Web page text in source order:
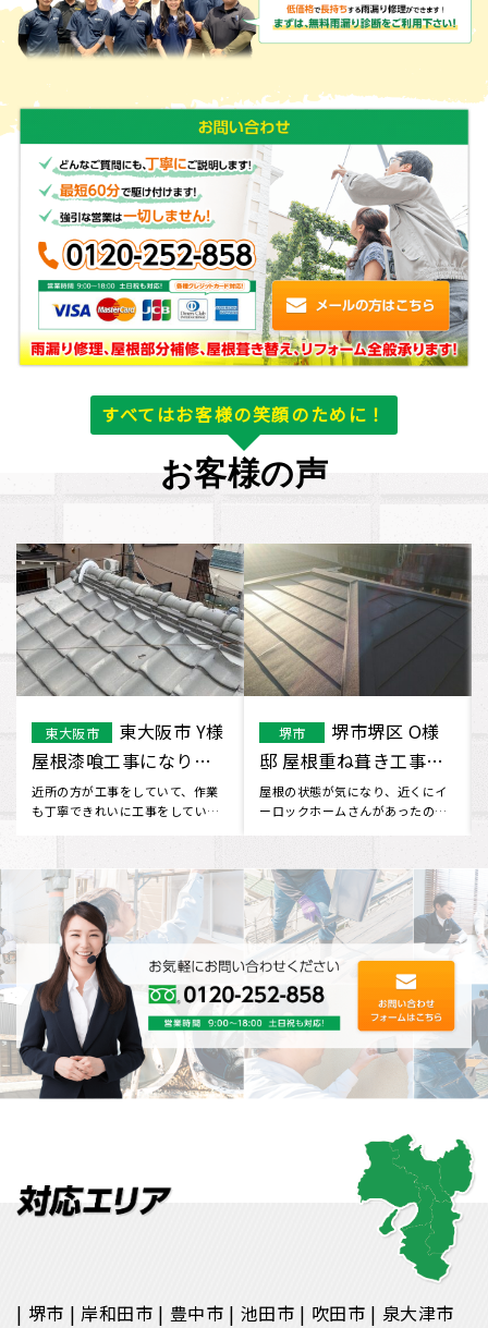
すべてはお客様の笑顔のために！
お客様の声
大阪府
守口市 T様 屋
根塗装工事になります。
屋根の状態が気になっており、ち
ょうど近所で工事をやっていた、
その他のエリア
西宮市
で屋根重ね葺き工事を
行いました
屋根の見栄えが気になり、ネット
で調べてみるとイーロックホーム
堺市 岸和田市 豊中市 池田市 吹田市
泉大津市